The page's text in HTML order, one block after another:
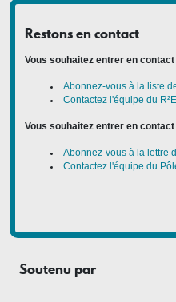
Restons en contact
Vous souhaitez entrer en contact
Abonnez-vous à la liste
Contactez l'équipe du
Vous souhaitez entrer en
Abonnez-vous à la lettre
Contactez l'équipe du
Soutenu par